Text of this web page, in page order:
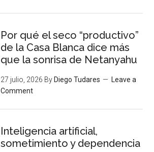
Por qué el seco “productivo”
de la Casa Blanca dice más
que la sonrisa de Netanyahu
27 julio, 2026 By Diego Tudares
Leave a
Comment
Inteligencia artificial,
sometimiento y dependencia